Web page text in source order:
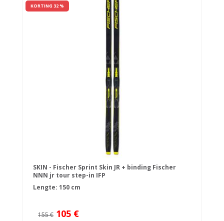
KORTING 32 %
SKIN - Fischer Sprint Skin JR + binding Fischer
NNN jr tour step-in IFP
Lengte: 150 cm
155 € 105 €